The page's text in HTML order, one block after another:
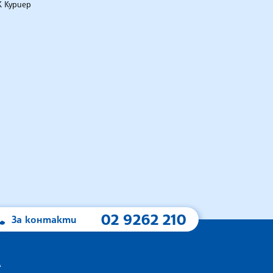
Куриер
За контакти 02 9262 210